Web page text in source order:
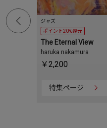
ジャズ
ポイント20%還元
The Eternal View
haruka nakamura
￥2,200
特集ページ